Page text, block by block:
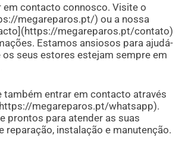
em contacto connosco. Visite o
megareparos.pt/) ou a nossa
megareparos.pt/contato)
Estamos ansiosos para ajudá-
os seus estores estejam sempre em
também entrar em contacto através
megareparos.pt/whatsapp).
prontos para atender as suas
reparação, instalação e manutenção.